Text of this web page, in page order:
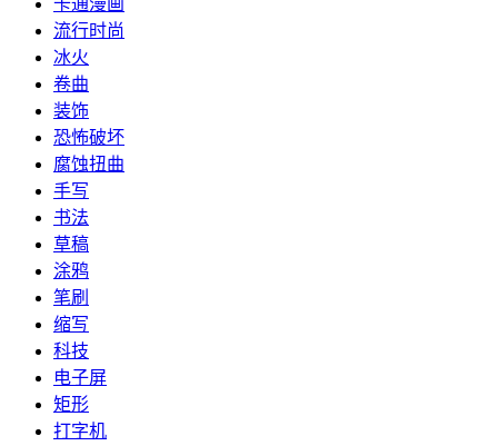
流行时尚
冰火
卷曲
装饰
恐怖破坏
腐蚀扭曲
手写
书法
草稿
涂鸦
笔刷
缩写
科技
电子屏
矩形
打字机